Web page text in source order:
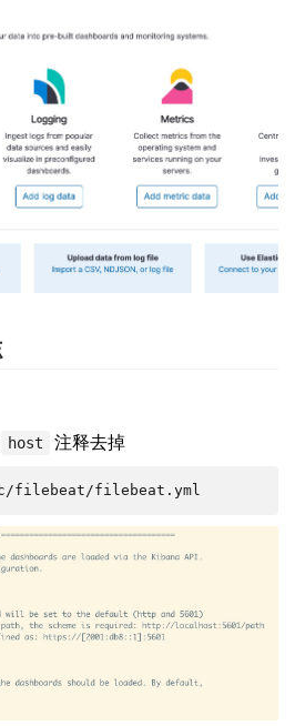
host 注释去掉
filebeat/filebeat.yml